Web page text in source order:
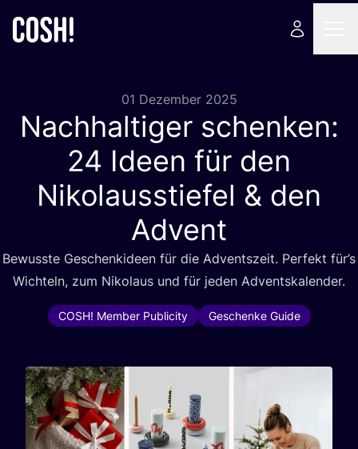
01 Dezember 2025
Nachhaltiger schenken:
24 Ideen für den
Nikolausstiefel & den
Advent
Bewuss­te Geschenk­ideen für die Advents­zeit. Per­fekt für’s
Wich­teln, zum Niko­laus und für jeden Adventskalender.
COSH! Member Publicity Geschenke Guide